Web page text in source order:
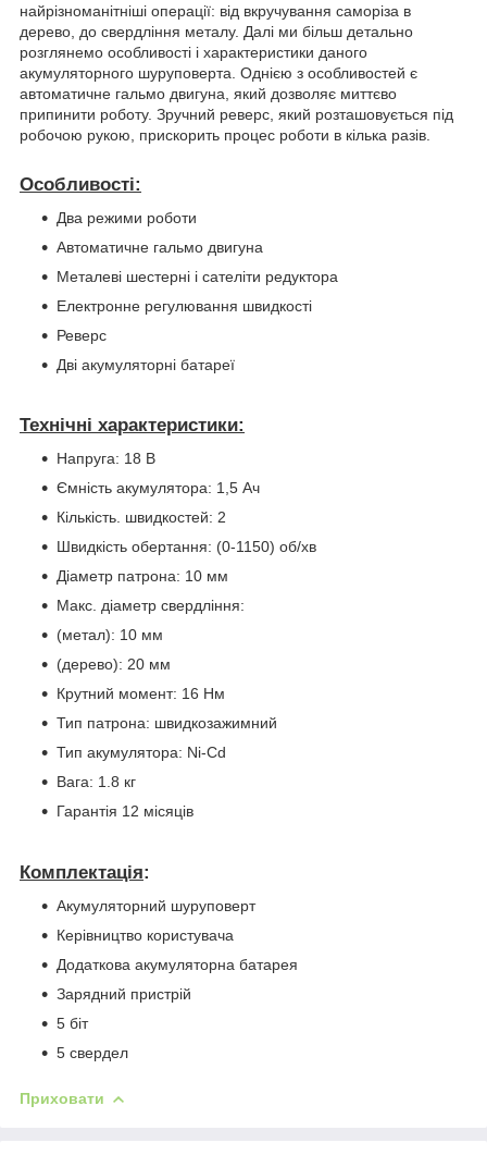
найрізноманітніші операції: від вкручування саморіза в
дерево, до свердління металу. Далі ми більш детально
розглянемо особливості і характеристики даного
акумуляторного шуруповерта. Однією з особливостей є
автоматичне гальмо двигуна, який дозволяє миттєво
припинити роботу. Зручний реверс, який розташовується під
робочою рукою, прискорить процес роботи в кілька разів.
Особливості:
Два режими роботи
Автоматичне гальмо двигуна
Металеві шестерні і сателіти редуктора
Електронне регулювання швидкості
Реверс
Дві акумуляторні батареї
Технічні характеристики:
Напруга: 18 В
Ємність акумулятора: 1,5 Ач
Кількість. швидкостей: 2
Швидкість обертання: (0-1150) об/хв
Діаметр патрона: 10 мм
Макс. діаметр свердління:
(метал): 10 мм
(дерево): 20 мм
Крутний момент: 16 Нм
Тип патрона: швидкозажимний
Тип акумулятора: Ni-Cd
Вага: 1.8 кг
Гарантія 12 місяців
Комплектація:
Акумуляторний шуруповерт
Керівництво користувача
Додаткова акумуляторна батарея
Зарядний пристрій
5 біт
5 свердел
Приховати